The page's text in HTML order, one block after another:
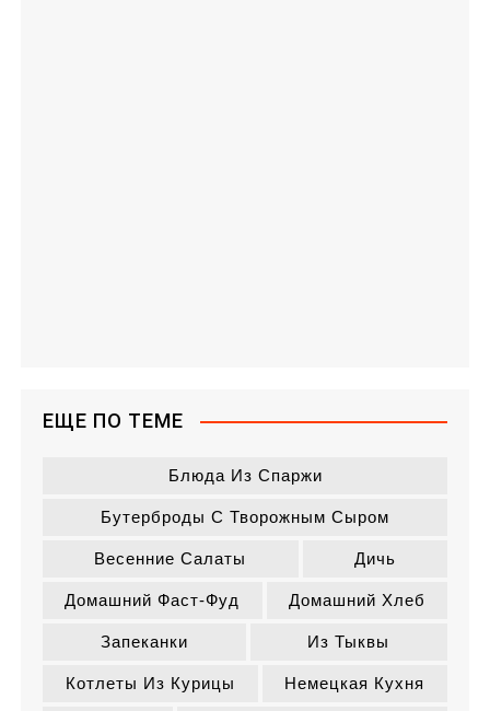
ЕЩЕ ПО ТЕМЕ
Блюда Из Спаржи
Бутерброды С Творожным Сыром
Весенние Салаты Дичь
Домашний Фаст-Фуд Домашний Хлеб
Запеканки Из Тыквы
Котлеты Из Курицы Немецкая Кухня